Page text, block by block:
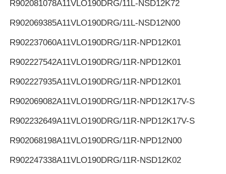
R902081078A11VLO190DRG/11L-NSD12K72
R902069385A11VLO190DRG/11L-NSD12N00
R902237060A11VLO190DRG/11R-NPD12K01
R902227542A11VLO190DRG/11R-NPD12K01
R902227935A11VLO190DRG/11R-NPD12K01
R902069082A11VLO190DRG/11R-NPD12K17V-S
R902232649A11VLO190DRG/11R-NPD12K17V-S
R902068198A11VLO190DRG/11R-NPD12N00
R902247338A11VLO190DRG/11R-NSD12K02